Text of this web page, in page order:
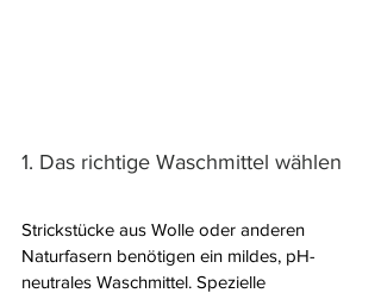
1. Das richtige Waschmittel wählen
Strickstücke aus Wolle oder anderen
Naturfasern benötigen ein mildes, pH-
neutrales Waschmittel. Spezielle